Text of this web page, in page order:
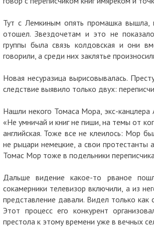
Тут с Лемкиным опять промашка вышла,
отошел. Звездочетам и это не
группы была связь колдовская и они
говорили, а среди них заклятье
Новая несуразица вырисовывалась.
следствие выявило только двух:
Нашли некого Томаса Мора, экс-канцлера
«Не умничай и книг не пиши, на темы от
английская. Тоже все не клеилось: Мор
не рыцари немецкие, а свои протестанты
Томас Мор тоже в подельники
Дальше видение какое-то рваное
сокамерники телевизор включили, а из
представление давали. Видел только
Этот процесс его конкурент
престола к этому времени уже в вечных